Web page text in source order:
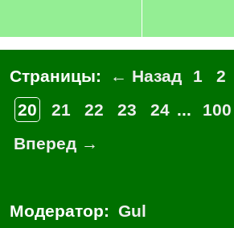
Страницы: ← Назад 1 2
20
21 22 23 24 ... 100
Вперед →
Модератор: Gul